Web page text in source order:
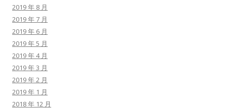
2019 年 8 月
2019 年 7 月
2019 年 6 月
2019 年 5 月
2019 年 4 月
2019 年 3 月
2019 年 2 月
2019 年 1 月
2018 年 12 月